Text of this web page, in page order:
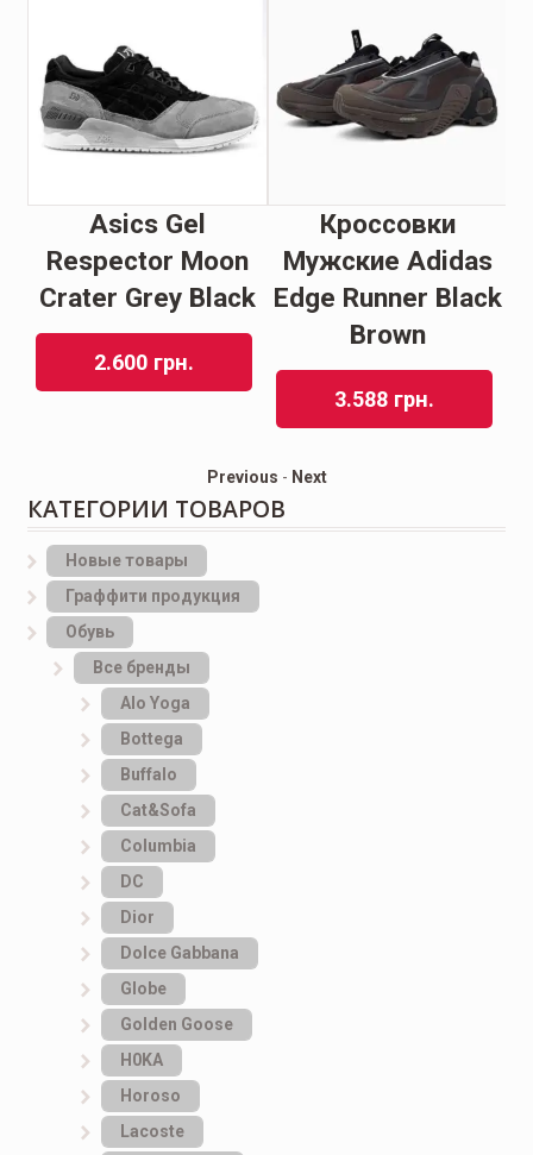
Asics Gel
Respector Moon
Crater Grey Black
2.600 грн.
Кроссовки
Мужские Adidas
Edge Runner Black
Brown
3.588 грн.
Previous - Next
КАТЕГОРИИ ТОВАРОВ
Новые товары
Граффити продукция
Обувь
Все бренды
Alo Yoga
Bottеga
Buffalo
Cat&Sofa
Columbia
DC
Dior
Dolce Gabbana
Globe
Golden Goose
H0KA
Horoso
Lacoste